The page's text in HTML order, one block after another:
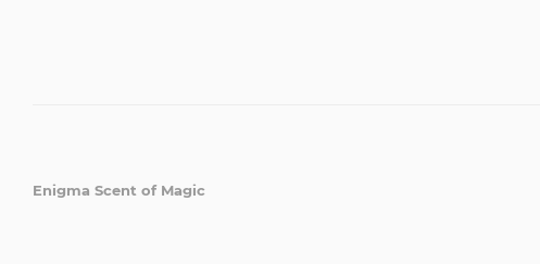
Enigma Scent of Magic